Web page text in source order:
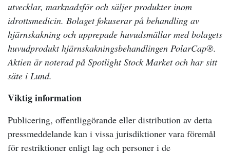
utvecklar, marknadsför och säljer produkter inom
idrottsmedicin. Bolaget fokuserar på behandling av
hjärnskakning och upprepade huvudsmällarmed bolagets
huvudprodukt hjärnskakningsbehandlingen PolarCap®.
Aktien är noterad på Spotlight Stock Market och har sitt
säte i Lund.
Viktig information
Publicering, offentliggörande eller distribution av detta
pressmeddelande kan i vissa jurisdiktioner vara föremål
för restriktioner enligt lag och personer i de